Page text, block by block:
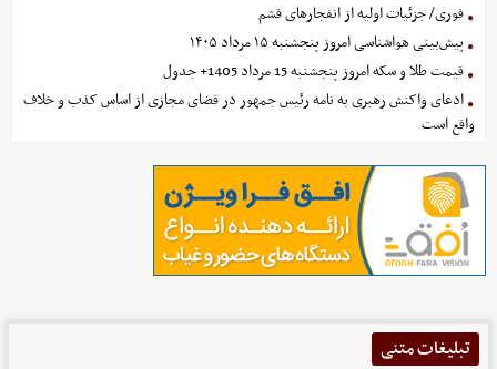
فوری/ جزئیات اولیه از انفجارهای قشم
پیش‌بینی هواشناسی امروز پنجشنبه ۱۵ مرداد ۱۴۰۵
قیمت طلا و سکه امروز پنجشنبه 15 مرداد 1405+ جدول
ادعای واکنش رهبری به نامه رئیس جمهور در فضای مجازی از اساس کذب و خلاف
واقع است
تبلیغات متنی